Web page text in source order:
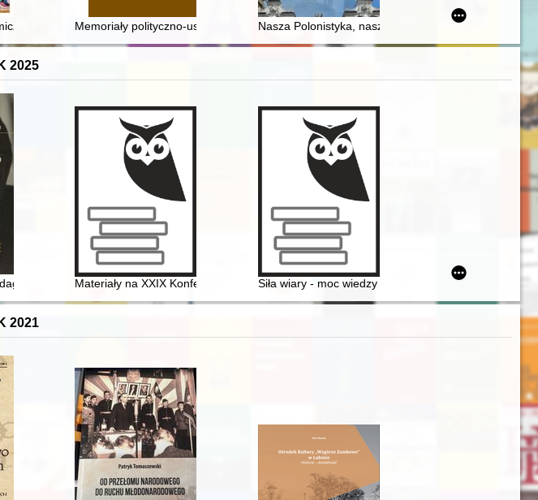
odnalezione w klasztorze Dominikanów w Krakowie
Memoriały polityczno-ustrojowe XV-XVI w. : "Monumentum" Jana Ostroroga i "Rady
Nasza Polonistyka, nasz Uniwersytet : (w wywiadach
2025
: Kazimierz Sośnicki w okresie toruńskim
Materiały na XXIX Konferencję Historyczną "Z dziejów ziemi dobrzyńskiej" w Sąsiecznie,
Siła wiary - moc wiedzy : amulety i numizmaty w
2021